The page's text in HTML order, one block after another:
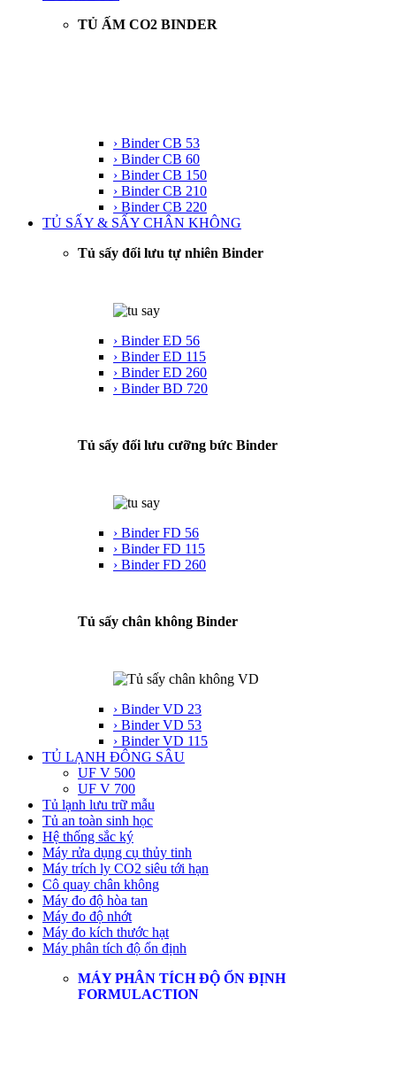
TỦ ẤM CO2 BINDER
› Binder CB 53
› Binder CB 60
› Binder CB 150
› Binder CB 210
› Binder CB 220
TỦ SẤY & SẤY CHÂN KHÔNG
Tủ sấy đối lưu tự nhiên Binder
› Binder ED 56
› Binder ED 115
› Binder ED 260
› Binder BD 720
Tủ sấy đối lưu cưỡng bức Binder
› Binder FD 56
› Binder FD 115
› Binder FD 260
Tủ sấy chân không Binder
› Binder VD 23
› Binder VD 53
› Binder VD 115
TỦ LẠNH ĐÔNG SÂU
UF V 500
UF V 700
Tủ lạnh lưu trữ mẫu
Tủ an toàn sinh học
Hệ thống sắc ký
Máy rửa dụng cụ thủy tinh
Máy trích ly CO2 siêu tới hạn
Cô quay chân không
Máy đo độ hòa tan
Máy đo độ nhớt
Máy đo kích thước hạt
Máy phân tích độ ổn định
MÁY PHÂN TÍCH ĐỘ ỔN ĐỊNH
FORMULACTION